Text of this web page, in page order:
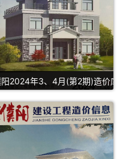
载
2024年3、4月(第2期)造价库